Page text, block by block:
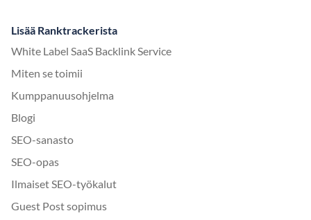
Lisää Ranktrackerista
White Label SaaS Backlink Service
Miten se toimii
Kumppanuusohjelma
Blogi
SEO-sanasto
SEO-opas
Ilmaiset SEO-työkalut
Guest Post sopimus